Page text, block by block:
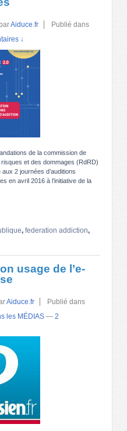
Aiduce.fr
Publié dans
↓
de la commission de
risques et des dommages (RdRD)
2 journées d’auditions
en avril 2016 à l’initiative de la
, federation addiction,
usage de l’e-
Aiduce.fr
Publié dans
les MÉDIAS — 2